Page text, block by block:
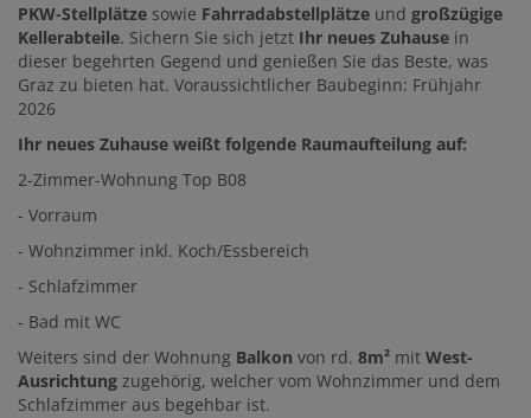
PKW-Stellplätze sowie Fahrradabstellplätze und großzügige
Kellerabteile. Sichern Sie sich jetzt Ihr neues Zuhause in
dieser begehrten Gegend und genießen Sie das Beste, was
Graz zu bieten hat. Voraussichtlicher Baubeginn: Frühjahr
2026
Ihr neues Zuhause weißt folgende Raumaufteilung auf:
2-Zimmer-Wohnung Top B08
- Vorraum
- Wohnzimmer inkl. Koch/Essbereich
- Schlafzimmer
- Bad mit WC
Weiters sind der Wohnung Balkon von rd. 8m² mit West-
Ausrichtung zugehörig, welcher vom Wohnzimmer und dem
Schlafzimmer aus begehbar ist.